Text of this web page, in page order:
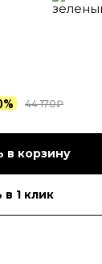
44 170₽
в корзину
в 1 клик